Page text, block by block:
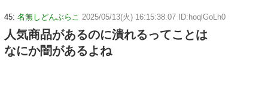
45: 名無しどんぶらこ 2025/05/13(火) 16:15:38.07 ID:hoqlGoLh0
人気商品があるのに潰れるってことは
なにか闇があるよね